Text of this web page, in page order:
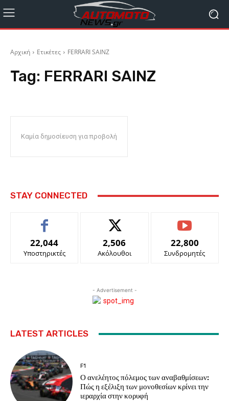
Αρχική Ετικέτες FERRARI SAINZ
Tag: FERRARI SAINZ
Καμία δημοσίευση για προβολή
STAY CONNECTED
22,044
Υποστηρικτές
2,506
Ακόλουθοι
22,800
Συνδρομητές
- Advertisement -
LATEST ARTICLES
F1
Ο ανελέητος πόλεμος των αναβαθμίσεων:
Πώς η εξέλιξη των μονοθεσίων κρίνει την
ιεραρχία στην κορυφή